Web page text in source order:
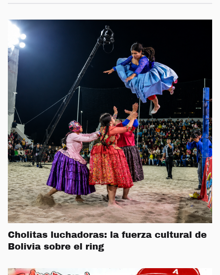
Cholitas luchadoras: la fuerza cultural de
Bolivia sobre el ring